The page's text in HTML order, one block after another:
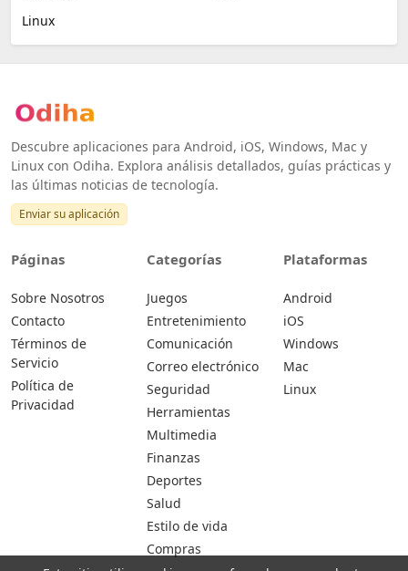
Linux
Descubre aplicaciones para Android, iOS, Windows, Mac y
Linux con Odiha. Explora análisis detallados, guías prácticas y
las últimas noticias de tecnología.
Enviar su aplicación
Páginas
Sobre Nosotros
Contacto
Términos de
Servicio
Política de
Privacidad
Categorías
Juegos
Entretenimiento
Comunicación
Correo electrónico
Seguridad
Herramientas
Multimedia
Finanzas
Deportes
Salud
Estilo de vida
Compras
Plataformas
Android
iOS
Windows
Mac
Linux